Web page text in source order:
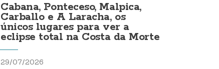
Cabana, Ponteceso, Malpica,
Carballo e A Laracha, os
únicos lugares para ver a
eclipse total na Costa da Morte
29/07/2026